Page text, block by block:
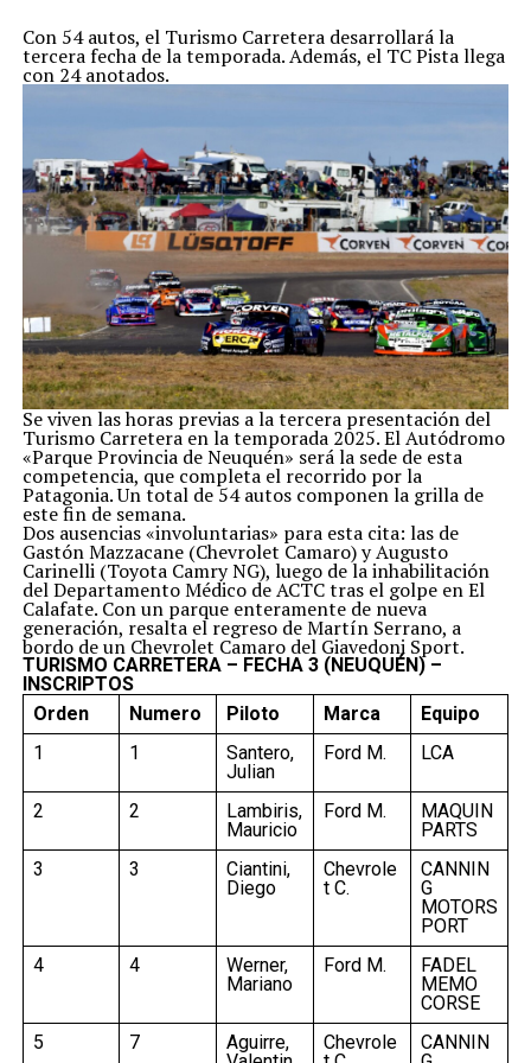
Con 54 autos, el Turismo Carretera desarrollará la
tercera fecha de la temporada. Además, el TC Pista llega
con 24 anotados.
Se viven las horas previas a la tercera presentación del
Turismo Carretera en la temporada 2025. El Autódromo
«Parque Provincia de Neuquén» será la sede de esta
competencia, que completa el recorrido por la
Patagonia. Un total de 54 autos componen la grilla de
este fin de semana.
Dos ausencias «involuntarias» para esta cita: las de
Gastón Mazzacane (Chevrolet Camaro) y Augusto
Carinelli (Toyota Camry NG), luego de la inhabilitación
del Departamento Médico de ACTC tras el golpe en El
Calafate. Con un parque enteramente de nueva
generación, resalta el regreso de Martín Serrano, a
bordo de un Chevrolet Camaro del Giavedoni Sport.
TURISMO CARRETERA – FECHA 3 (NEUQUÉN) –
INSCRIPTOS
Orden
Numero Piloto Marca
Equipo
1
1
Santero,
Julian
Ford M. LCA
2 2
Lambiris,
Mauricio
Ford M.
MAQUIN
PARTS
3
3
Ciantini,
Diego
Chevrole
t C.
CANNIN
G
MOTORS
PORT
4
4
Werner,
Mariano
Ford M.
FADEL
MEMO
CORSE
5
7
Aguirre,
Chevrole
CANNIN